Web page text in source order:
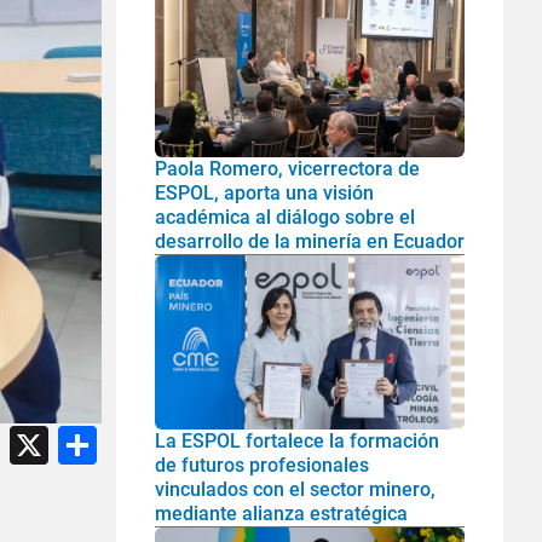
Facebook
X Share
Paola Romero, vicerrectora de
ESPOL, aporta una visión
académica al diálogo sobre el
desarrollo de la minería en Ecuador
La ESPOL fortalece la formación
de futuros profesionales
vinculados con el sector minero,
mediante alianza estratégica